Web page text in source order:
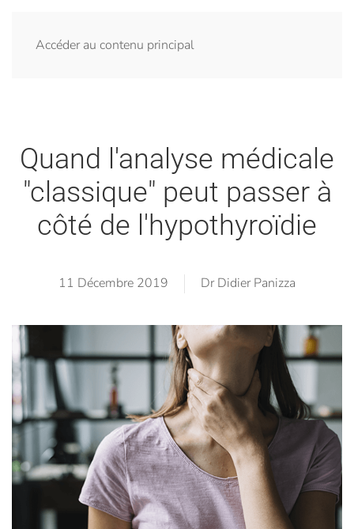
Accéder au contenu principal
Quand l'analyse médicale
"classique" peut passer à
côté de l'hypothyroïdie
11 Décembre 2019 Dr Didier Panizza